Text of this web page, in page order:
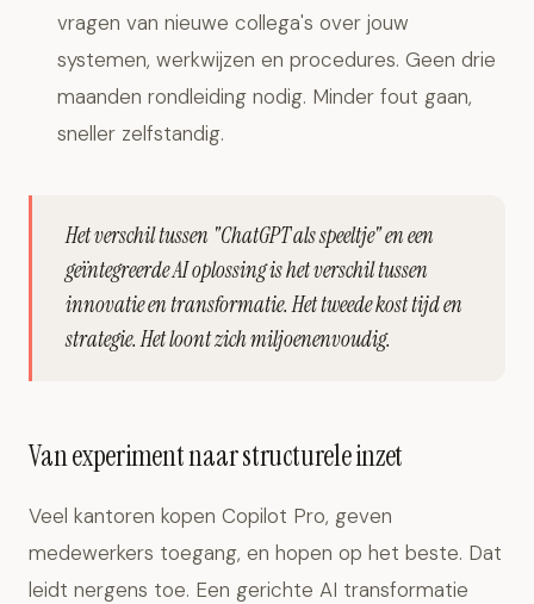
vragen van nieuwe collega's over jouw
systemen, werkwijzen en procedures. Geen drie
maanden rondleiding nodig. Minder fout gaan,
sneller zelfstandig.
Het verschil tussen "ChatGPT als speeltje" en een
geïntegreerde AI oplossing is het verschil tussen
innovatie en transformatie. Het tweede kost tijd en
strategie. Het loont zich miljoenenvoudig.
Van experiment naar structurele inzet
Veel kantoren kopen Copilot Pro, geven
medewerkers toegang, en hopen op het beste. Dat
leidt nergens toe. Een gerichte AI transformatie